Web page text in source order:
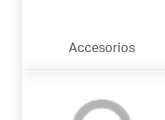
Accesorios